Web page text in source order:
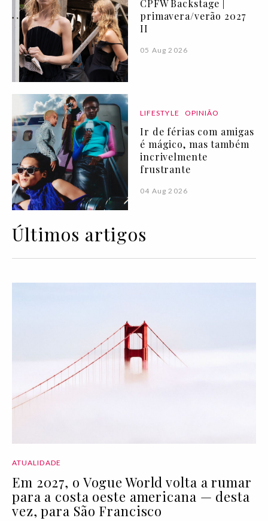
CPFW Backstage |
primavera/verão 2027
II
05 Aug 2026
LIFESTYLE OPINIÃO
Ir de férias com amigas
é mágico, mas também
incrivelmente
frustrante
04 Aug 2026
Últimos artigos
ATUALIDADE
Em 2027, o Vogue World volta a rumar
para a costa oeste americana — desta
vez, para São Francisco